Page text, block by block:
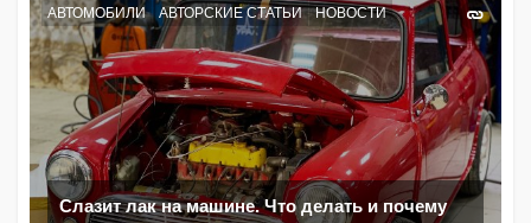
АВТОМОБИЛИ АВТОРСКИЕ СТАТЬИ НОВОСТИ
Слазит лак на машине. Что делать и почему